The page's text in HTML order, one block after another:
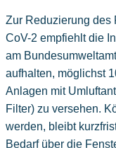
Zur Reduzierung des
CoV-2 empfiehlt die
am
aufhalten, möglichst
Anlagen mit
Filter) zu versehen.
werden, bleibt
Bedarf über die